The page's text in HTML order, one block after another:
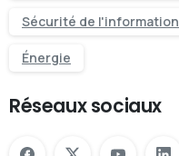
Sécurité de l'information
Énergie
Réseaux sociaux